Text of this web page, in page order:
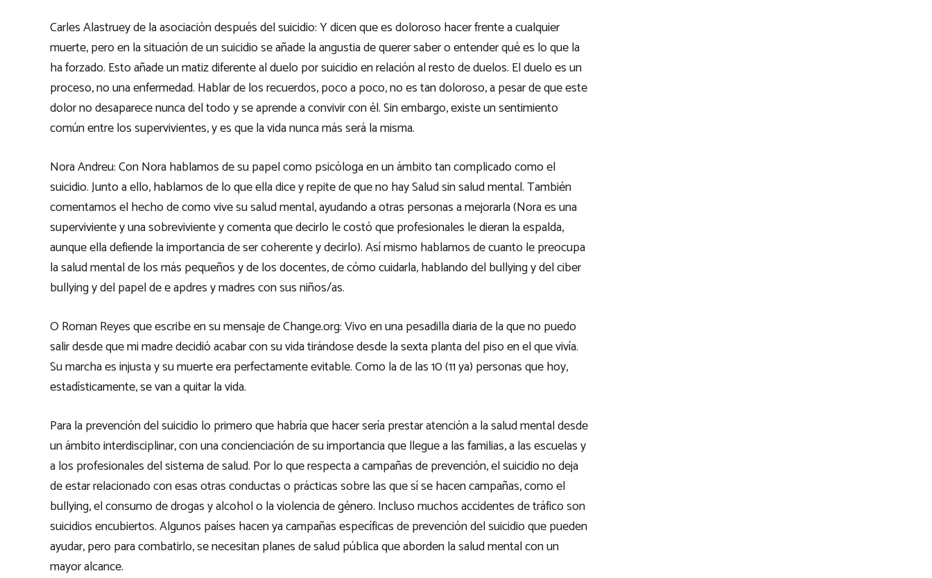
Carles Alastruey de la asociación después del suicidio: Y dicen que es doloroso hacer frente a cualquier
muerte, pero en la situación de un suicidio se añade la angustia de querer saber o entender qué es lo que la
ha forzado. Esto añade un matiz diferente al duelo por suicidio en relación al resto de duelos. El duelo es un
proceso, no una enfermedad. Hablar de los recuerdos, poco a poco, no es tan doloroso, a pesar de que este
dolor no desaparece nunca del todo y se aprende a convivir con él. Sin embargo, existe un sentimiento
común entre los supervivientes, y es que la vida nunca más será la misma.
Nora Andreu: Con Nora hablamos de su papel como psicóloga en un ámbito tan complicado como el
suicidio. Junto a ello, hablamos de lo que ella dice y repite de que no hay Salud sin salud mental. También
comentamos el hecho de como vive su salud mental, ayudando a otras personas a mejorarla (Nora es una
superviviente y una sobreviviente y comenta que decirlo le costó que profesionales le dieran la espalda,
aunque ella defiende la importancia de ser coherente y decirlo). Así mismo hablamos de cuanto le preocupa
la salud mental de los más pequeños y de los docentes, de cómo cuidarla, hablando del bullying y del ciber
bullying y del papel de e apdres y madres con sus niños/as.
O Roman Reyes que escribe en su mensaje de Change.org: Vivo en una pesadilla diaria de la que no puedo
salir desde que mi madre decidió acabar con su vida tirándose desde la sexta planta del piso en el que vivía.
Su marcha es injusta y su muerte era perfectamente evitable. Como la de las 10 (11 ya) personas que hoy,
estadísticamente, se van a quitar la vida.
Para la prevención del suicidio lo primero que habría que hacer sería prestar atención a la salud mental desde
un ámbito interdisciplinar, con una concienciación de su importancia que llegue a las familias, a las escuelas y
a los profesionales del sistema de salud. Por lo que respecta a campañas de prevención, el suicidio no deja
de estar relacionado con esas otras conductas o prácticas sobre las que sí se hacen campañas, como el
bullying, el consumo de drogas y alcohol o la violencia de género. Incluso muchos accidentes de tráfico son
suicidios encubiertos. Algunos países hacen ya campañas específicas de prevención del suicidio que pueden
ayudar, pero para combatirlo, se necesitan planes de salud pública que aborden la salud mental con un
mayor alcance.